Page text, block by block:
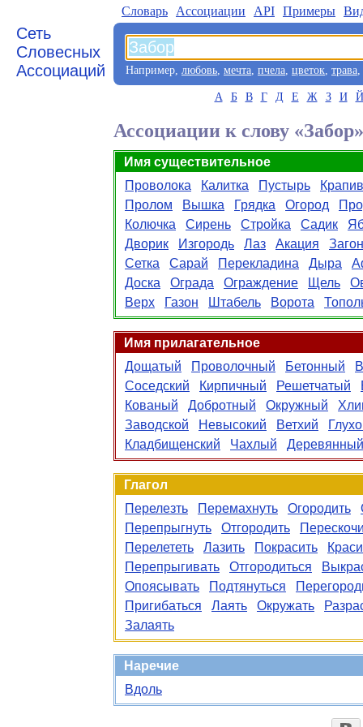
Сеть
Словесных
Ассоциаций
Словарь Aссоциации API Примеры
Например, любовь, мечта, пчела, цветок, трава,
А Б В Г Д Е Ж З И Й
Ассоциации к слову «Забор»
Имя существительное
Проволока
Калитка Пустырь
Пролом
Вышка Грядка Огород
Колючка
Сирень Стройка Садик
Дворик
Изгородь Лаз Акация
Загон
Сетка
Сарай Перекладина Дыра
Доска
Ограда Ограждение Щель
Верх
Газон Штабель Ворота
Имя прилагательное
Дощатый
Проволочный Бетонный
Соседский
Кирпичный Решетчатый
Кованый
Добротный Окружный
Заводской
Невысокий Ветхий
Кладбищенский
Чахлый Деревянный
Глагол
Перелезть
Перемахнуть Огородить
Перепрыгнуть
Отгородить
Перелететь
Лазить Покрасить
Перепрыгивать
Отгородиться
Опоясывать
Подтянуться
Пригибаться
Лаять Окружать
Залаять
Наречие
Вдоль